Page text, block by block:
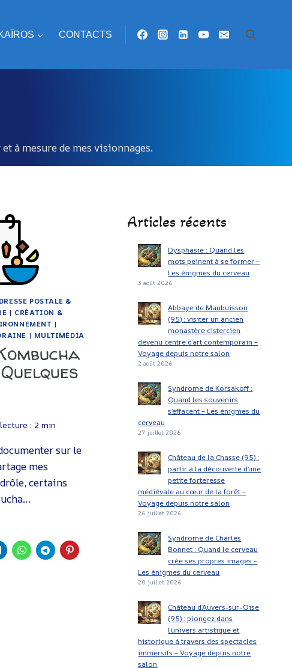
CONTACTS
à mesure de mes visionnages.
POSTALE &
| CRÉATION &
|
| MULTIMÉDIA
: 2 min
sur le
mes
certains
Articles récents
Dysphasie : Quand les
mots peinent à se former –
Les énigmes du cerveau
3 août 2026
Abbaye de Maubuisson
(95) : visiter un ancien
monastère cistercien
devenu centre d’art contemporain –
Voyage depuis notre salon
2 août 2026
Syndrome de Korsakoff :
Quand les souvenirs
s’effacent – Les énigmes du
cerveau
27 juillet 2026
Château de la Chasse (95) :
partir à la découverte d’une
petite forteresse
médiévale au cœur de la forêt –
Voyage depuis notre salon
26 juillet 2026
Syndrome de Charles
Bonnet : Quand le cerveau
crée ses propres images –
Les énigmes du cerveau
20 juillet 2026
Château d’Auvers-sur-Oise
(95) : plongez dans
l’univers artistique et
historique à travers des spectacles
immersifs – Voyage depuis notre
salon